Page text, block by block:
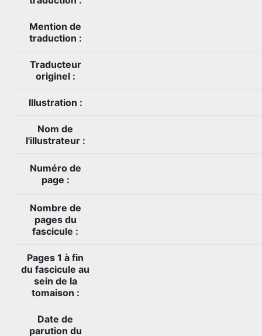
Mention de
traduction :
Traducteur
originel :
Illustration :
Nom de
l'illustrateur :
Numéro de
page :
Nombre de
pages du
fascicule :
Pages 1 à fin
du fascicule au
sein de la
tomaison :
Date de
parution du